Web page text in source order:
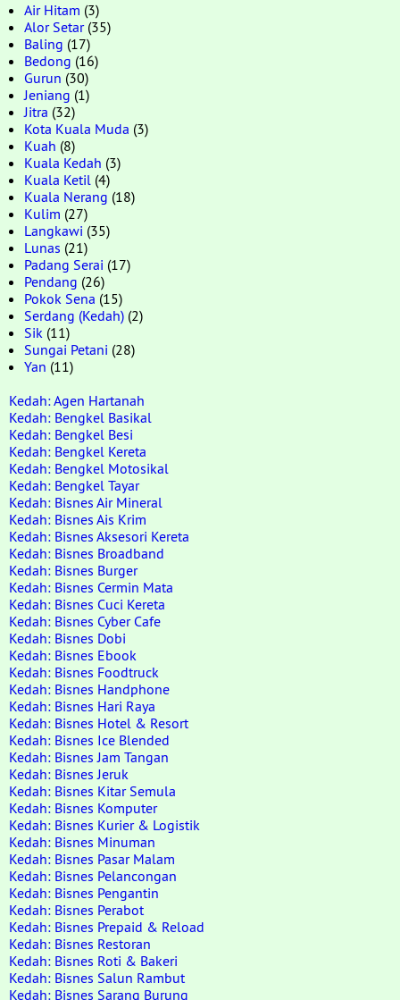
Air Hitam (3)
Alor Setar(35)
Baling (17)
Bedong (16)
Gurun (30)
Jeniang (1)
Jitra (32)
Kota Kuala Muda (3)
Kuah (8)
Kuala Kedah (3)
Kuala Ketil (4)
Kuala Nerang (18)
Kulim (27)
Langkawi (35)
Lunas (21)
Padang Serai (17)
Pendang (26)
Pokok Sena (15)
Serdang (Kedah) (2)
Sik (11)
Sungai Petani (28)
Yan (11)
Kedah: Agen Hartanah
Kedah: Bengkel Basikal
Kedah: Bengkel Besi
Kedah: Bengkel Kereta
Kedah: Bengkel Motosikal
Kedah: Bengkel Tayar
Kedah: Bisnes Air Mineral
Kedah: Bisnes Ais Krim
Kedah: Bisnes Aksesori Kereta
Kedah: Bisnes Broadband
Kedah: Bisnes Burger
Kedah: Bisnes Cermin Mata
Kedah: Bisnes Cuci Kereta
Kedah: Bisnes Cyber Cafe
Kedah: Bisnes Dobi
Kedah: Bisnes Ebook
Kedah: Bisnes Foodtruck
Kedah: Bisnes Handphone
Kedah: Bisnes Hari Raya
Kedah: Bisnes Hotel & Resort
Kedah: Bisnes Ice Blended
Kedah: Bisnes Jam Tangan
Kedah: Bisnes Jeruk
Kedah: Bisnes Kitar Semula
Kedah: Bisnes Komputer
Kedah: Bisnes Kurier & Logistik
Kedah: Bisnes Minuman
Kedah: Bisnes Pasar Malam
Kedah: Bisnes Pelancongan
Kedah: Bisnes Pengantin
Kedah: Bisnes Perabot
Kedah: Bisnes Prepaid & Reload
Kedah: Bisnes Restoran
Kedah: Bisnes Roti & Bakeri
Kedah: Bisnes Salun Rambut
Kedah: Bisnes Sarang Burung